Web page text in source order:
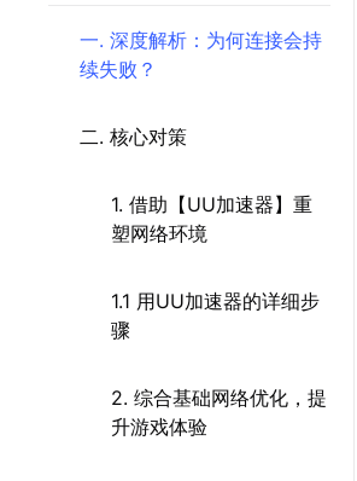
一. 深度解析：为何连接会持
续失败？
二. 核心对策
1. 借助【UU加速器】重
塑网络环境
1.1 用UU加速器的详细步
骤
2. 综合基础网络优化，提
升游戏体验